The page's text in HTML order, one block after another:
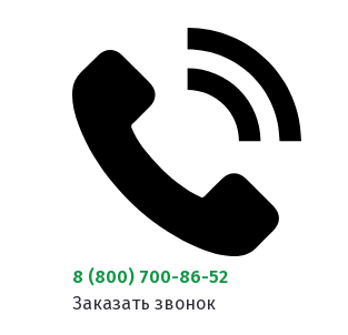
8 (800) 700-86-52
Заказать звонок